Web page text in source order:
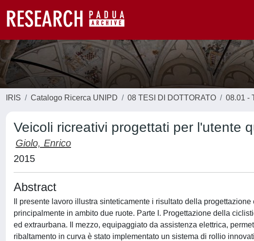
IRIS Catalogo Ricerca UNIPD 08 TESI DI DOTTORATO 08.01 -
Veicoli ricreativi progettati per l'utente
Giolo, Enrico
2015
Abstract
Il presente lavoro illustra sinteticamente i risultato della
principalmente in ambito due ruote. Parte I. Progettazione della
ed extraurbana. Il mezzo, equipaggiato da assistenza elettrica,
ribaltamento in curva è stato implementato un sistema di rollio